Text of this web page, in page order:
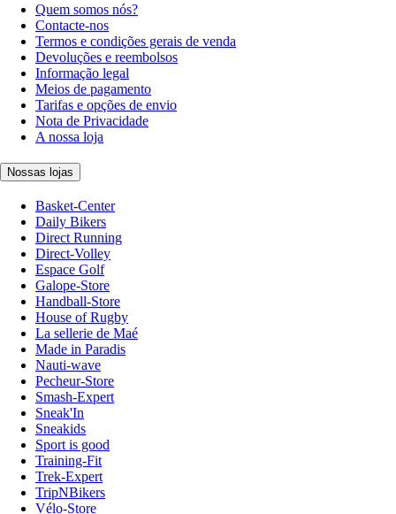
Quem somos nós?
Contacte-nos
Termos e condições gerais de venda
Devoluções e reembolsos
Informação legal
Meios de pagamento
Tarifas e opções de envio
Nota de Privacidade
A nossa loja
Nossas lojas
Basket-Center
Daily Bikers
Direct Running
Direct-Volley
Espace Golf
Galope-Store
Handball-Store
House of Rugby
La sellerie de Maé
Made in Paradis
Nauti-wave
Pecheur-Store
Smash-Expert
Sneak'In
Sneakids
Sport is good
Training-Fit
Trek-Expert
TripNBikers
Vélo-Store